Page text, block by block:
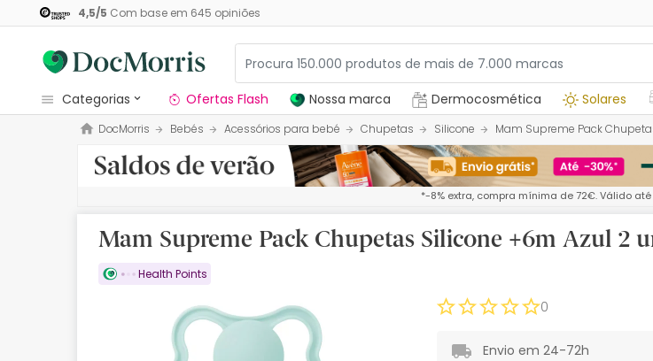
4,5/5 Com base em 645 opiniões
categorias
Dermocosmetica
Nossa marca
Medicamentos
Cosmética
Ofertas Flash Nossa marca Dermocosmética Solares
DocMorris Bebés Acessórios para bebé Chupetas Silicone Mam Supreme Pack
*-8% extra, compra mínima de 72€. Válido
Mam Supreme Pack Chupetas Silicone +6m Azul 2
Health Points
0
Envio em 24-72h